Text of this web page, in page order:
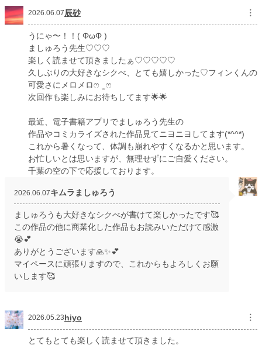
更新日時 2026.02.01 10:03
初回公開日時 2026.01.31 06:00
初回完結日時 2026.02.01 10:17
週間ポイント 3,422 pt (2,949 位)
月間ポイント 25,295 pt (1,871 位)
年間ポイント 443,391 pt (1,189 位)
累計ポイント 446,104 pt (11,425 位)
2026.06.07辰砂 ︙
うにゃ〜！！( ΦωΦ )
ましゅろう先生♡♡♡
楽しく読ませて頂きましたぁ♡♡♡♡♡
久しぶりの大好きなシクべ、とても嬉しかった♡フィンくんの
可愛さにメロメロෆ ̫ ෆ
次回作も楽しみにお待ちしてます🌟🌟
最近、電子書籍アプリでましゅろう先生の
作品やコミカライズされた作品見てニヨニヨしてます(*^^*)
これから暑くなって、体調も崩れやすくなるかと思います。
お忙しいとは思いますが、無理せずにご自愛ください。
千葉の空の下で応援しております。
2026.06.07キムラましゅろう
ましゅろうも大好きなシクべが書けて楽しかったです🥰
この作品の他に商業化した作品もお読みいただけて感激
😭💕
ありがとうございます🙏✨💕
マイペースに頑張りますので、これからもよろしくお願
いします🥰
2026.05.23hiyo ︙
とてもとても楽しく読ませて頂きました。